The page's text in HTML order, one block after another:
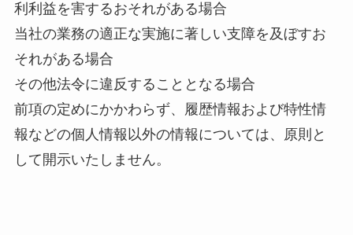
利利益を害するおそれがある場合
当社の業務の適正な実施に著しい支障を及ぼすお
それがある場合
その他法令に違反することとなる場合
前項の定めにかかわらず、履歴情報および特性情
報などの個人情報以外の情報については、原則と
して開示いたしません。